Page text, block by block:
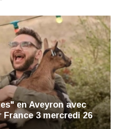
en Aveyron avec
3 mercredi 26